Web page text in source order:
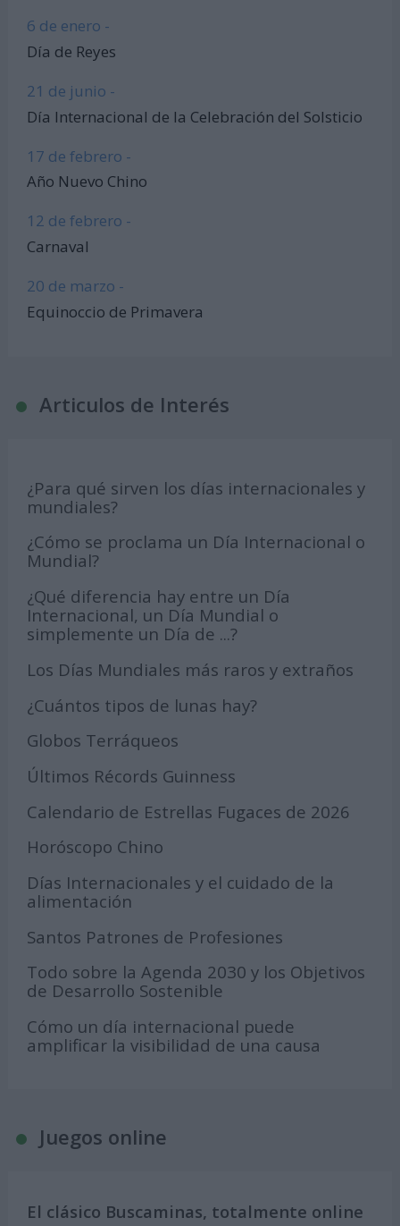
6 de enero -
Día de Reyes
21 de junio -
Día Internacional de la Celebración del Solsticio
17 de febrero -
Año Nuevo Chino
12 de febrero -
Carnaval
20 de marzo -
Equinoccio de Primavera
Articulos de Interés
¿Para qué sirven los días internacionales y
mundiales?
¿Cómo se proclama un Día Internacional o
Mundial?
¿Qué diferencia hay entre un Día
Internacional, un Día Mundial o
simplemente un Día de ...?
Los Días Mundiales más raros y extraños
¿Cuántos tipos de lunas hay?
Globos Terráqueos
Últimos Récords Guinness
Calendario de Estrellas Fugaces de 2026
Horóscopo Chino
Días Internacionales y el cuidado de la
alimentación
Santos Patrones de Profesiones
Todo sobre la Agenda 2030 y los Objetivos
de Desarrollo Sostenible
Cómo un día internacional puede
amplificar la visibilidad de una causa
Juegos online
El clásico Buscaminas, totalmente online